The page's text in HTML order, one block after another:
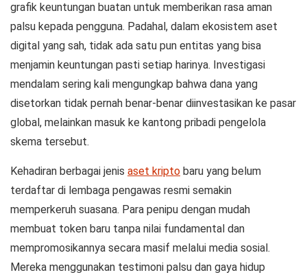
grafik keuntungan buatan untuk memberikan rasa aman
palsu kepada pengguna. Padahal, dalam ekosistem aset
digital yang sah, tidak ada satu pun entitas yang bisa
menjamin keuntungan pasti setiap harinya. Investigasi
mendalam sering kali mengungkap bahwa dana yang
disetorkan tidak pernah benar-benar diinvestasikan ke pasar
global, melainkan masuk ke kantong pribadi pengelola
skema tersebut.
Kehadiran berbagai jenis aset kripto baru yang belum
terdaftar di lembaga pengawas resmi semakin
memperkeruh suasana. Para penipu dengan mudah
membuat token baru tanpa nilai fundamental dan
mempromosikannya secara masif melalui media sosial.
Mereka menggunakan testimoni palsu dan gaya hidup